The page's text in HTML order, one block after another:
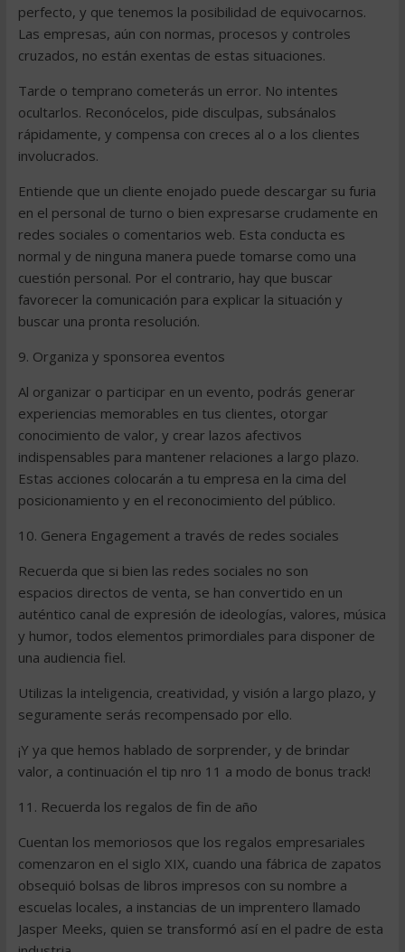
perfecto, y que tenemos la posibilidad de equivocarnos.
Las empresas, aún con normas, procesos y controles
cruzados, no están exentas de estas situaciones.
Tarde o temprano cometerás un error. No intentes
ocultarlos. Reconócelos, pide disculpas, subsánalos
rápidamente, y compensa con creces al o a los clientes
involucrados.
Entiende que un cliente enojado puede descargar su furia
en el personal de turno o bien expresarse crudamente en
redes sociales o comentarios web. Esta conducta es
normal y de ninguna manera puede tomarse como una
cuestión personal. Por el contrario, hay que buscar
favorecer la comunicación para explicar la situación y
buscar una pronta resolución.
9. Organiza y sponsorea eventos
Al organizar o participar en un evento, podrás generar
experiencias memorables en tus clientes, otorgar
conocimiento de valor, y crear lazos afectivos
indispensables para mantener relaciones a largo plazo.
Estas acciones colocarán a tu empresa en la cima del
posicionamiento y en el reconocimiento del público.
10. Genera Engagement a través de redes sociales
Recuerda que si bien las redes sociales no son
espacios directos de venta, se han convertido en un
auténtico canal de expresión de ideologías, valores, música
y humor, todos elementos primordiales para disponer de
una audiencia fiel.
Utilizas la inteligencia, creatividad, y visión a largo plazo, y
seguramente serás recompensado por ello.
¡Y ya que hemos hablado de sorprender, y de brindar
valor, a continuación el tip nro 11 a modo de bonus track!
11. Recuerda los regalos de fin de año
Cuentan los memoriosos que los regalos empresariales
comenzaron en el siglo XIX, cuando una fábrica de zapatos
obsequió bolsas de libros impresos con su nombre a
escuelas locales, a instancias de un imprentero llamado
Jasper Meeks, quien se transformó así en el padre de esta